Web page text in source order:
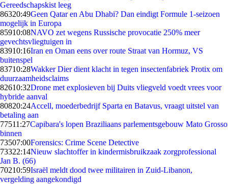
Gereedschapskist leeg
86320:49Geen Qatar en Abu Dhabi? Dan eindigt Formule 1-seizoen
mogelijk in Europa
85910:08NAVO zet wegens Russische provocatie 250% meer
gevechtsvliegtuigen in
83910:16Iran en Oman eens over route Straat van Hormuz, VS
buitenspel
83710:28Wakker Dier dient klacht in tegen insectenfabriek Protix om
duurzaamheidsclaims
82610:32Drone met explosieven bij Duits vliegveld voedt vrees voor
hybride aanval
80820:24Accell, moederbedrijf Sparta en Batavus, vraagt uitstel van
betaling aan
77511:27Capibara's lopen Braziliaans parlementsgebouw Mato Grosso
binnen
73507:00Forensics: Crime Scene Detective
73322:14Nieuw slachtoffer in kindermisbruikzaak zorgprofessional
Jan B. (66)
70210:59Israël meldt dood twee militairen in Zuid-Libanon,
vergelding aangekondigd